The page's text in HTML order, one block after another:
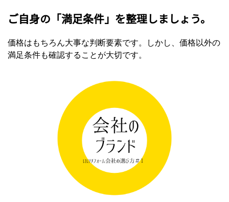
ご自身の「満足条件」を整理しましょう。
価格はもちろん大事な判断要素です。しかし、価格以外の
満足条件も確認することが大切です。